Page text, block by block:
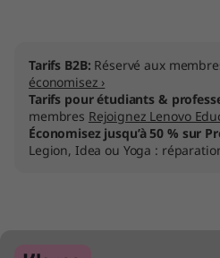
Tarifs B2B: Réservé aux
économisez ›
Tarifs pour étudiants &
membres Rejoignez Lenovo
Économisez jusqu’à 50 % sur
Legion, Idea ou Yoga :